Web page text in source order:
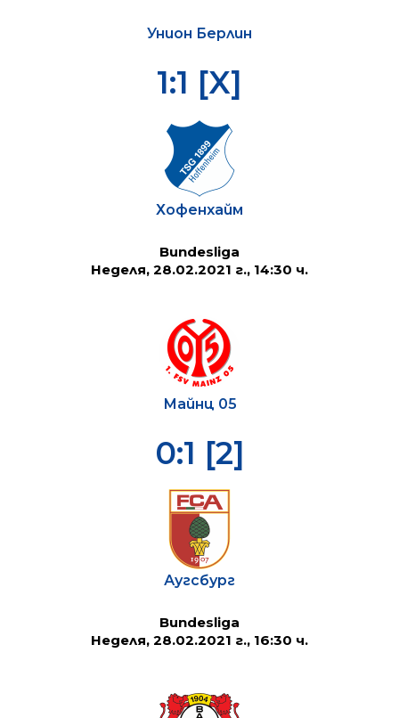
Унион Берлин
1:1 [X]
Хофенхайм
Bundesliga
Неделя, 28.02.2021 г., 14:30 ч.
Майнц 05
0:1 [2]
Аугсбург
Bundesliga
Неделя, 28.02.2021 г., 16:30 ч.